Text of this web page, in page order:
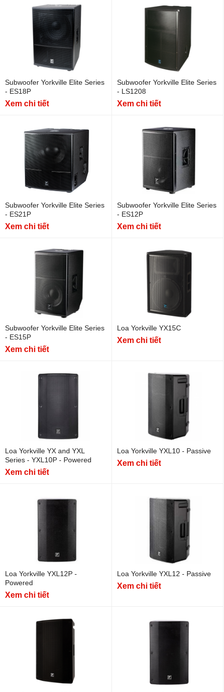
Subwoofer Yorkville Elite Series
- ES18P
Xem chi tiết
Subwoofer Yorkville Elite Series
- LS1208
Xem chi tiết
Subwoofer Yorkville Elite Series
- ES21P
Xem chi tiết
Subwoofer Yorkville Elite Series
- ES12P
Xem chi tiết
Subwoofer Yorkville Elite Series
- ES15P
Xem chi tiết
Loa Yorkville YX15C
Xem chi tiết
Loa Yorkville YX and YXL
Series - YXL10P - Powered
Xem chi tiết
Loa Yorkville YXL10 - Passive
Xem chi tiết
Loa Yorkville YXL12P -
Powered
Xem chi tiết
Loa Yorkville YXL12 - Passive
Xem chi tiết